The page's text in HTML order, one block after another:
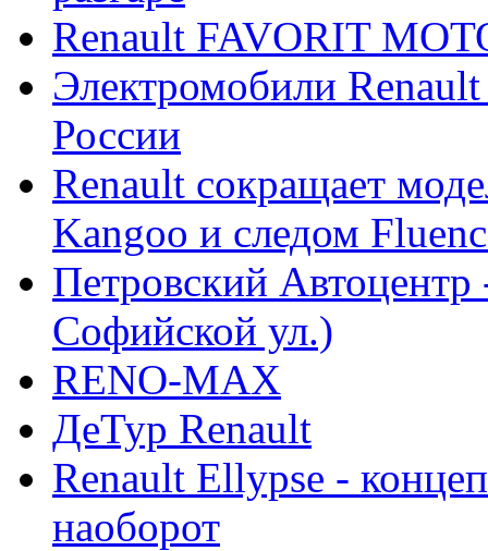
Renault FAVORIT
Электромобили
России
Renault сокращает
Kangoo и следом
Петровский
Софийской ул.)
RENO-MAX
ДеТур Renault
Renault Ellypse -
наоборот